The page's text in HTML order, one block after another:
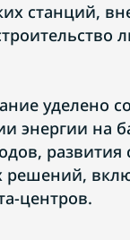
станций,
уделено
энергии на
решений,
центров.